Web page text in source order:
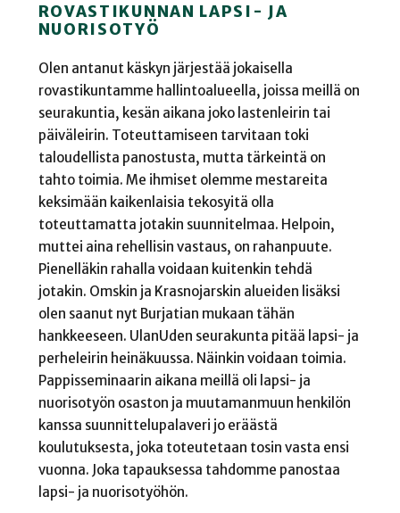
ROVASTIKUNNAN LAPSI- JA
NUORISOTYÖ
Olen antanut käskyn järjestää jokaisella
rovastikuntamme hallintoalueella, joissa meillä on
seurakuntia, kesän aikana joko lastenleirin tai
päiväleirin. Toteuttamiseen tarvitaan toki
taloudellista panostusta, mutta tärkeintä on
tahto toimia. Me ihmiset olemme mestareita
keksimään kaikenlaisia tekosyitä olla
toteuttamatta jotakin suunnitelmaa. Helpoin,
muttei aina rehellisin vastaus, on rahanpuute.
Pienelläkin rahalla voidaan kuitenkin tehdä
jotakin. Omskin ja Krasnojarskin alueiden lisäksi
olen saanut nyt Burjatian mukaan tähän
hankkeeseen. UlanUden seurakunta pitää lapsi- ja
perheleirin heinäkuussa. Näinkin voidaan toimia.
Pappisseminaarin aikana meillä oli lapsi- ja
nuorisotyön osaston ja muutamanmuun henkilön
kanssa suunnittelupalaveri jo eräästä
koulutuksesta, joka toteutetaan tosin vasta ensi
vuonna. Joka tapauksessa tahdomme panostaa
lapsi- ja nuorisotyöhön.